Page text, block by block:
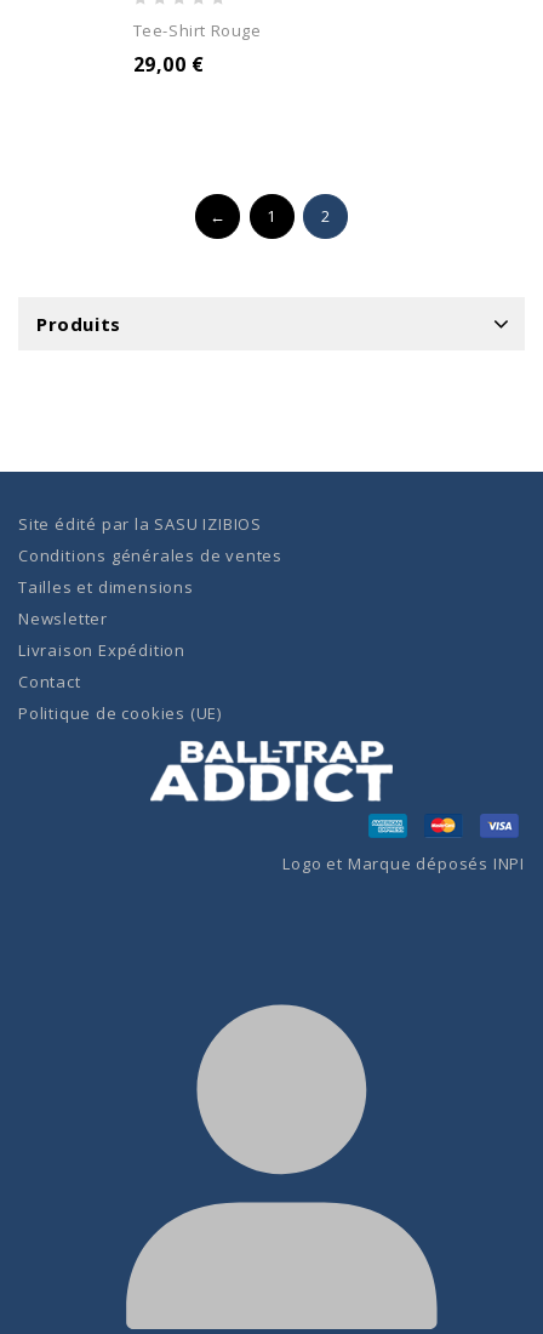
out
of
Tee-Shirt Rouge
29,00 €
← 1 2
Produits
Site édité par la SASU IZIBIOS
Conditions générales de ventes
Tailles et dimensions
Newsletter
Livraison Expédition
Contact
Politique de cookies (UE)
Logo et Marque déposés INPI